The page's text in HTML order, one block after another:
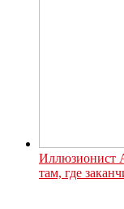
Иллюзионист
там, где